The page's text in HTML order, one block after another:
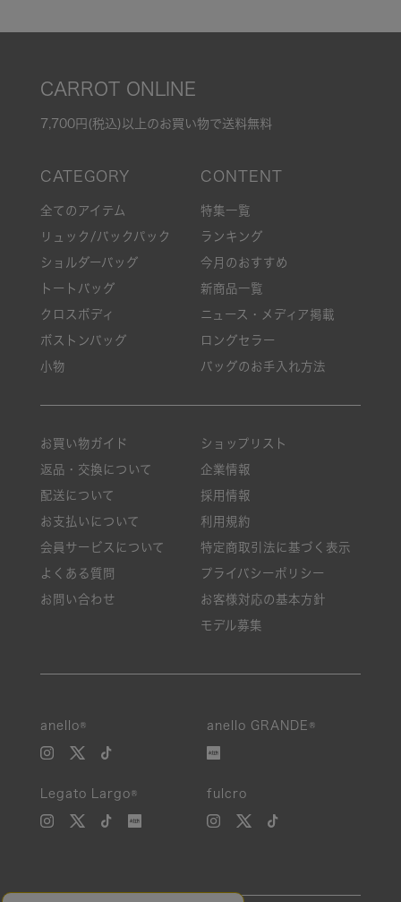
CARROT ONLINE
7,700円(税込)以上のお買い物で送料無料
全てのアイテム
リュック/バックパック
ショルダーバッグ
トートバッグ
クロスボディ
ボストンバッグ
小物
特集一覧
ランキング
今月のおすすめ
新商品一覧
ニュース・メディア掲載
ロングセラー
バッグのお手入れ方法
お買い物ガイド
返品・交換について
配送について
お支払いについて
会員サービスについて
よくある質問
お問い合わせ
ショップリスト
企業情報
採用情報
利用規約
特定商取引法に基づく表示
プライバシーポリシー
お客様対応の基本方針
モデル募集
anello® anello GRANDE®
Legato Largo® fulcro